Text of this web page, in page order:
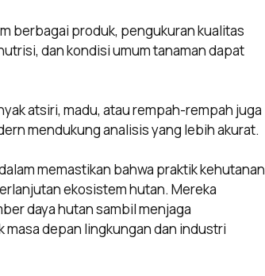
berbagai produk, pengukuran kualitas
dan kondisi umum tanaman dapat
atsiri, madu, atau rempah-rempah juga
mendukung analisis yang lebih akurat.
memastikan bahwa praktik kehutanan
ekosistem hutan. Mereka
daya hutan sambil menjaga
depan lingkungan dan industri